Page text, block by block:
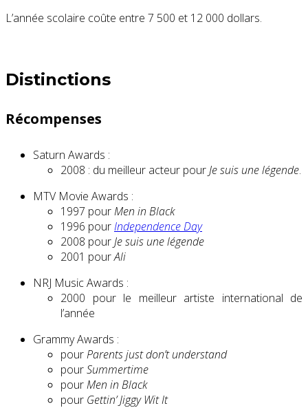
L’année scolaire coûte entre 7 500 et 12 000 dollars.
Distinctions
Récompenses
Saturn Awards :
2008 : du meilleur acteur pourJe suis une légende.
MTV Movie Awards :
1997 pourMen in Black
1996 pourIndependence Day
2008 pourJe suis une légende
2001 pourAli
NRJ Music Awards :
2000 pour le meilleur artiste international de
l’année
Grammy Awards :
pourParents just don’t understand
pourSummertime
pourMen in Black
pour Gettin’ Jiggy Wit It